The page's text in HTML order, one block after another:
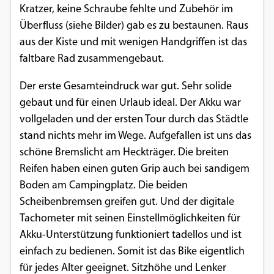
Kratzer, keine Schraube fehlte und Zubehör im
Überfluss (siehe Bilder) gab es zu bestaunen. Raus
aus der Kiste und mit wenigen Handgriffen ist das
faltbare Rad zusammengebaut.
Der erste Gesamteindruck war gut. Sehr solide
gebaut und für einen Urlaub ideal. Der Akku war
vollgeladen und der ersten Tour durch das Städtle
stand nichts mehr im Wege. Aufgefallen ist uns das
schöne Bremslicht am Heckträger. Die breiten
Reifen haben einen guten Grip auch bei sandigem
Boden am Campingplatz. Die beiden
Scheibenbremsen greifen gut. Und der digitale
Tachometer mit seinen Einstellmöglichkeiten für
Akku-Unterstützung funktioniert tadellos und ist
einfach zu bedienen. Somit ist das Bike eigentlich
für jedes Alter geeignet. Sitzhöhe und Lenker
Einverständnis-Optionen des Benutzers
1 Jahr
EXTERNE MEDIEN
Um Inhalte von Videoplattformen und
Social Media Plattformen anzeigen zu
können, werden von diesen externen
Medien Cookies gesetzt.
YouTube
Vimeo